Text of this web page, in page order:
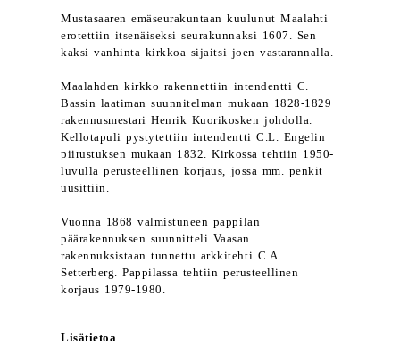
Mustasaaren emäseurakuntaan kuulunut Maalahti
erotettiin itsenäiseksi seurakunnaksi 1607. Sen
kaksi vanhinta kirkkoa sijaitsi joen vastarannalla.
Maalahden kirkko rakennettiin intendentti C.
Bassin laatiman suunnitelman mukaan 1828-1829
rakennusmestari Henrik Kuorikosken johdolla.
Kellotapuli pystytettiin intendentti C.L. Engelin
piirustuksen mukaan 1832. Kirkossa tehtiin 1950-
luvulla perusteellinen korjaus, jossa mm. penkit
uusittiin.
Vuonna 1868 valmistuneen pappilan
päärakennuksen suunnitteli Vaasan
rakennuksistaan tunnettu arkkitehti C.A.
Setterberg. Pappilassa tehtiin perusteellinen
korjaus 1979-1980.
Lisätietoa